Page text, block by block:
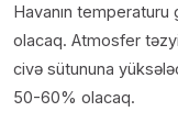
Havanın temperaturu
olacaq. Atmosfer
civə sütununa
50-60% olacaq.